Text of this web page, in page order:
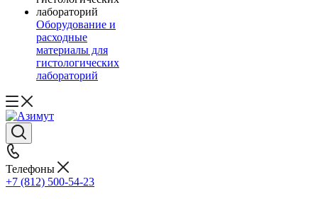
Оборудование и
расходные
материалы для
гистологических
лабораторий
Телефоны
+7 (812) 500-54-23